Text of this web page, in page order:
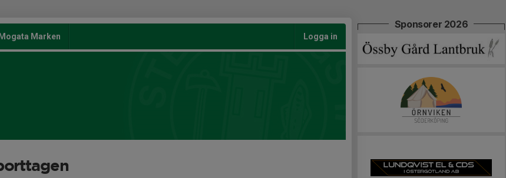
Mogata Marken Logga in
Sponsorer 2026